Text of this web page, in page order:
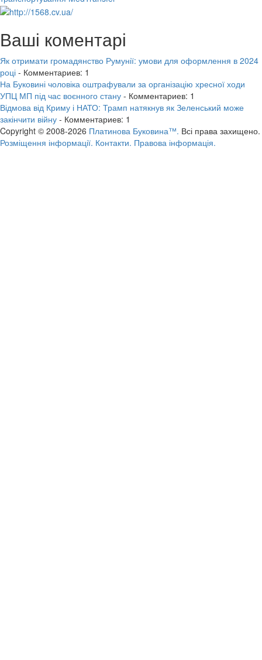
Ваші коментарі
Як отримати громадянство Румунії: умови для оформлення в 2024
році - Комментариев: 1
На Буковині чоловіка оштрафували за організацію хресної ходи
УПЦ МП під час воєнного стану - Комментариев: 1
Відмова від Криму і НАТО: Трамп натякнув як Зеленський може
закінчити війну - Комментариев: 1
Copyright © 2008-2026 Платинова Буковина™. Всі права захищено.
Розміщення інформації. Контакти. Правова інформація.